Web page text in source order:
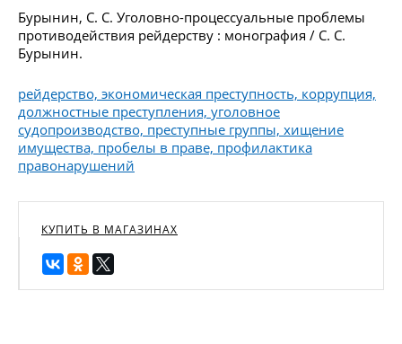
Бурынин, С. С. Уголовно-процессуальные проблемы
противодействия рейдерству : монография / С. С.
Бурынин.
рейдерство, экономическая преступность, коррупция,
должностные преступления, уголовное
судопроизводство, преступные группы, хищение
имущества, пробелы в праве, профилактика
правонарушений
КУПИТЬ В МАГАЗИНАХ